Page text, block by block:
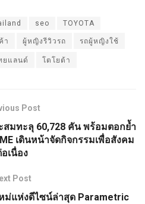
seo TOYOTA
า ผู้หญิงรีวิวรถ รถผู้หญิงใช้
ยแลนด์ โตโยต้า
Post
สมทะลุ 60,728 คัน พร้อมตอกย้ำ
เดินหน้าจัดกิจกรรมเพื่อสังคม
เนื่อง
Post
ม่แห่งดีไซน์ล่าสุด Parametric